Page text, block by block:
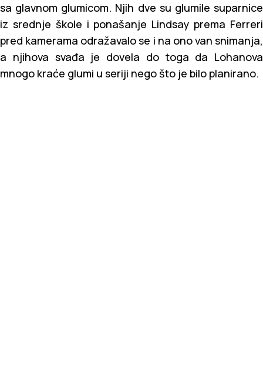
sa glavnom glumicom. Njih dve su glumile suparnice
iz srednje škole i ponašanje Lindsay prema Ferreri
pred kamerama odražavalo se i na ono van snimanja,
a njihova svađa je dovela do toga da Lohanova
mnogo kraće glumi u seriji nego što je bilo planirano.